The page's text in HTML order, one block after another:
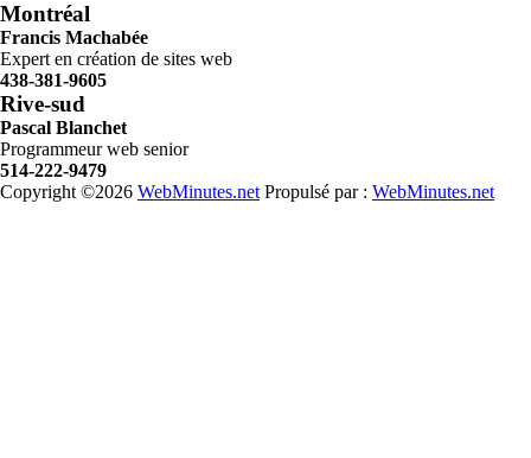
Montréal
Francis Machabée
Expert en création de sites web
438-381-9605
Rive-sud
Pascal Blanchet
Programmeur web senior
514-222-9479
Copyright ©2026 WebMinutes.net Propulsé par : WebMinutes.net